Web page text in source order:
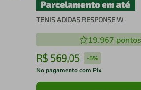
TENIS ADIDAS RESPONSE W
19.967 pontos
R$ 569,05 -5%
No pagamento com Pix